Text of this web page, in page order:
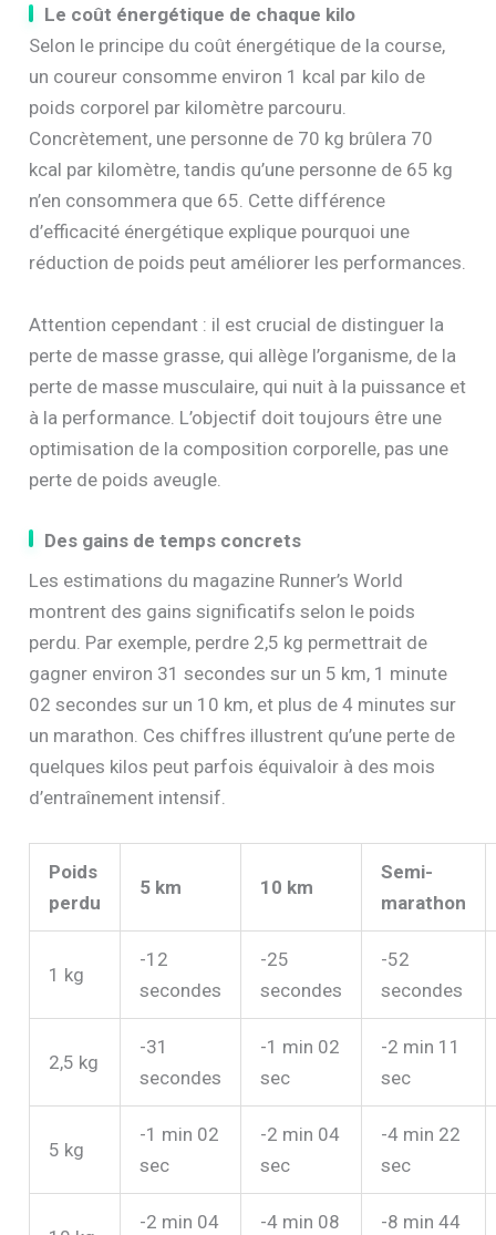
Le coût énergétique de chaque kilo
Selon le principe du coût énergétique de la course,
un coureur consomme environ 1 kcal par kilo de
poids corporel par kilomètre parcouru.
Concrètement, une personne de 70 kg brûlera 70
kcal par kilomètre, tandis qu’une personne de 65 kg
n’en consommera que 65. Cette différence
d’efficacité énergétique explique pourquoi une
réduction de poids peut améliorer les performances.
Attention cependant : il est crucial de distinguer la
perte de masse grasse, qui allège l’organisme, de la
perte de masse musculaire, qui nuit à la puissance et
à la performance. L’objectif doit toujours être une
optimisation de la composition corporelle, pas une
perte de poids aveugle.
Des gains de temps concrets
Les estimations du magazine Runner’s World
montrent des gains significatifs selon le poids
perdu. Par exemple, perdre 2,5 kg permettrait de
gagner environ 31 secondes sur un 5 km, 1 minute
02 secondes sur un 10 km, et plus de 4 minutes sur
un marathon. Ces chiffres illustrent qu’une perte de
quelques kilos peut parfois équivaloir à des mois
d’entraînement intensif.
Poids
perdu
5 km 10 km
Semi-
marathon
1 kg
-12
secondes
-25
secondes
-52
secondes
2,5 kg
-31
secondes
-1 min 02
sec
-2 min 11
sec
5 kg
-1 min 02
sec
-2 min 04
sec
-4 min 22
sec
-2 min 04
-4 min 08
-8 min 44